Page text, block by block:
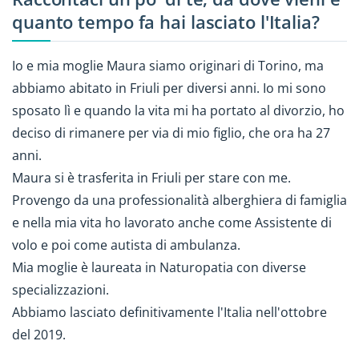
quanto tempo fa hai lasciato l'Italia?
Io e mia moglie Maura siamo originari di Torino, ma
abbiamo abitato in Friuli per diversi anni. Io mi sono
sposato lì e quando la vita mi ha portato al divorzio, ho
deciso di rimanere per via di mio figlio, che ora ha 27
anni.
Maura si è trasferita in Friuli per stare con me.
Provengo da una professionalità alberghiera di famiglia
e nella mia vita ho lavorato anche come Assistente di
volo e poi come autista di ambulanza.
Mia moglie è laureata in Naturopatia con diverse
specializzazioni.
Abbiamo lasciato definitivamente l'Italia nell'ottobre
del 2019.